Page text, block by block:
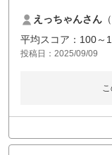
ール待ち時間があり、
あと、グリーンのデポ
空いている時にもう一
えっちゃんさん
平均スコア：100～
投稿日：2025/09/09